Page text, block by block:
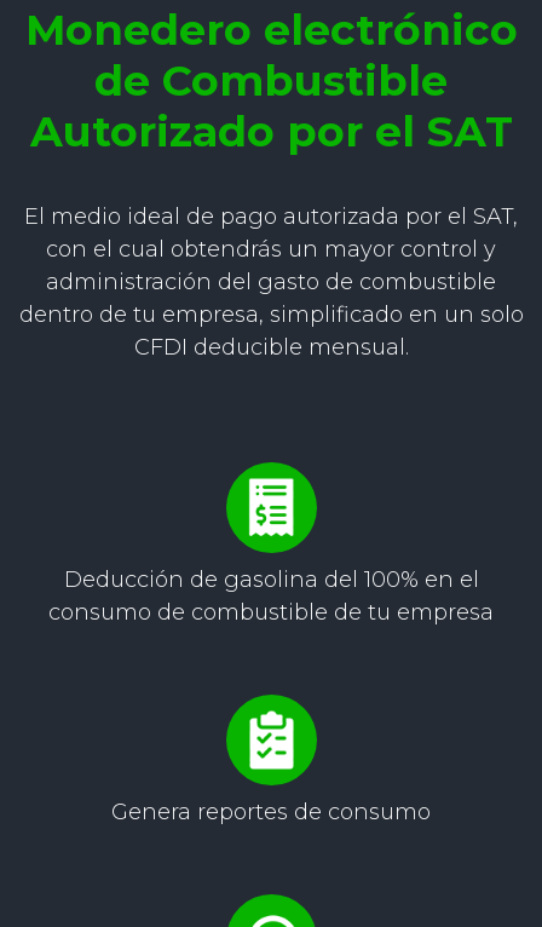
Monedero electrónico
de Combustible
Autorizado por el SAT
El medio ideal de pago autorizada por el SAT,
con el cual obtendrás un mayor control y
administración del gasto de combustible
dentro de tu empresa, simplificado en un solo
CFDI deducible mensual.
Deducción de gasolina del 100% en el
consumo de combustible de tu empresa
Genera reportes de consumo